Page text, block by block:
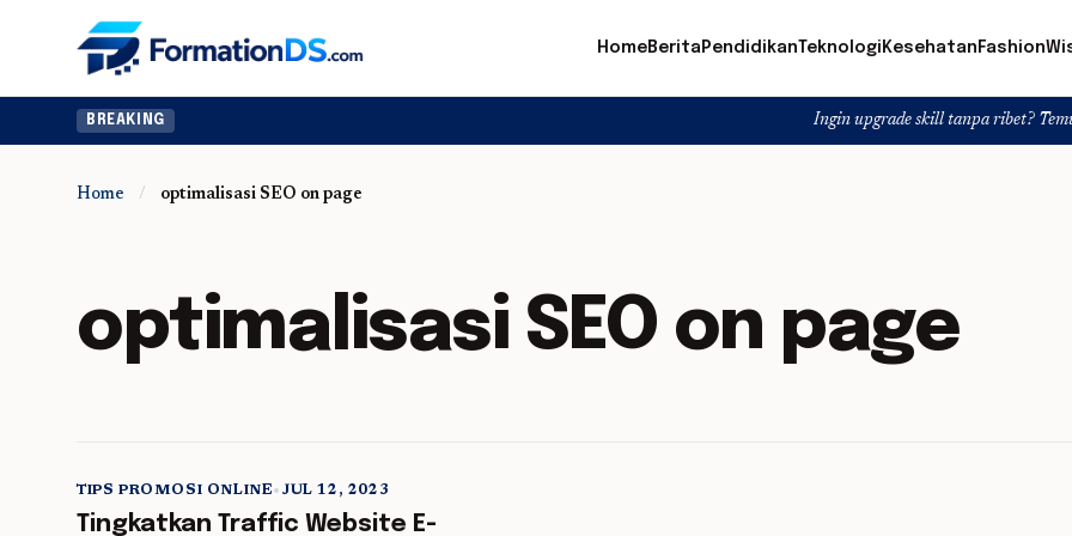
HomeBerita PendidikanTeknologi Kesehatan Fashion
BREAKING Ingin upgrade skill tanpa ribet? Temukan kelas
Home / optimalisasi SEO on page
optimalisasi SEO on page
5 min read
TIPS PROMOSI ONLINE• JUL 12, 2023
Tingkatkan Traffic Website E-